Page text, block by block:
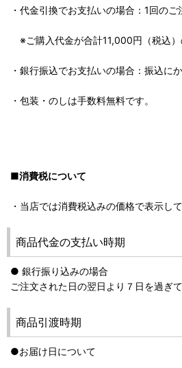
・代金引換でお支払いの場合：1回の
※ご購入代金が合計11,000円（税込）
・銀行振込でお支払いの場合：振込に
・包装・のしは手数料無料です。
■消費税について
・当店では消費税込みの価格で表示して
商品代金の支払い時期
● 銀行振り込みの場合
ご注文された日の翌日より７日を過ぎ
商品引渡時期
●お届け日について